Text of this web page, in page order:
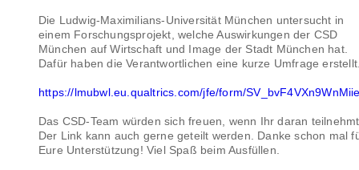
Die Ludwig-Maximilians-Universität München untersucht in
einem Forschungsprojekt, welche Auswirkungen der CSD
München auf Wirtschaft und Image der Stadt München hat.
Dafür haben die Verantwortlichen eine kurze Umfrage
https://lmubwl.eu.qualtrics.com/jfe/form/
Das CSD-Team würden sich freuen, wenn Ihr daran
Der Link kann auch gerne geteilt werden. Danke schon mal
Eure Unterstützung! Viel Spaß beim Ausfüllen.